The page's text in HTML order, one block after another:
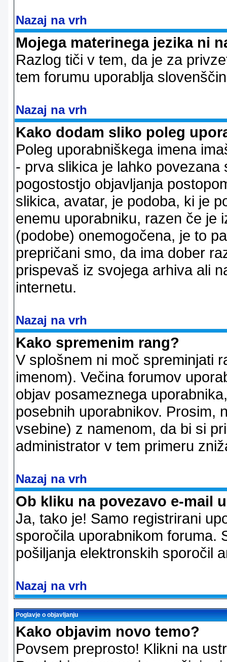
Nazaj na vrh
Mojega materinega jezika ni
Razlog tiči v tem, da je za
tem forumu uporablja
Nazaj na vrh
Kako dodam sliko poleg
Poleg uporabniškega imena
- prva slikica je lahko
pogostostjo objavljanja
slikica, avatar, je podoba, ki je
enemu uporabniku, razen če je
(podobe) onemogočena, je to
prepričani smo, da ima dober
prispevaš iz svojega arhiva ali
internetu.
Nazaj na vrh
Kako spremenim rang?
V splošnem ni moč spreminjati
imenom). Večina forumov
objav posameznega
posebnih uporabnikov. Prosim,
vsebine) z namenom, da bi si
administrator v tem primeru
Nazaj na vrh
Ob kliku na povezavo e-mail
Ja, tako je! Samo registrirani
sporočila uporabnikom foruma.
pošiljanja elektronskih sporočil
Nazaj na vrh
Poglavje o objavljanju
Kako objavim novo temo?
Povsem preprosto! Klikni na